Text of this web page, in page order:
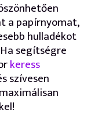
a papírnyomat,
hulladékot
segítségre
keress
szívesen